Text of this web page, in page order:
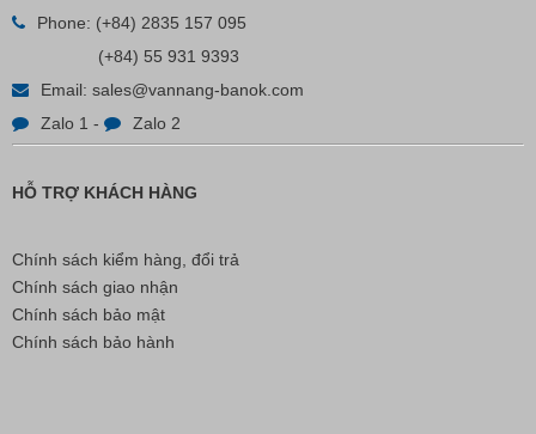
Liên hệ
Phone: (+84) 2835 157 095
(+84) 55 931 9393
Email: sales@vannang-banok.com
Zalo 1 - Zalo 2
HỖ TRỢ KHÁCH HÀNG
Chính sách kiểm hàng, đổi trả
Chính sách giao nhận
Chính sách bảo mật
Chính sách bảo hành